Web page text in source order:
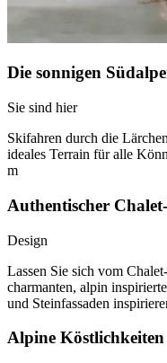
Die sonnigen
Sie sind hier
Skifahren durch die
ideales Terrain für alle
m
Authentischer
Design
Lassen Sie sich vom
charmanten, alpin
und Steinfassaden
Alpine Köstlichkeiten